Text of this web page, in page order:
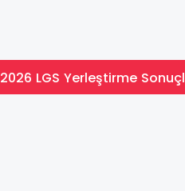
2026 LGS Yerleştirme